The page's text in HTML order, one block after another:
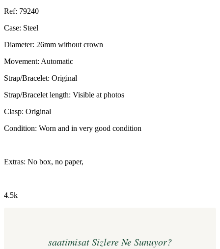
Ref: 79240
Case: Steel
Diameter: 26mm without crown
Movement: Automatic
Strap/Bracelet: Original
Strap/Bracelet length: Visible at photos
Clasp: Original
Condition: Worn and in very good condition
Extras: No box, no paper,
4.5k
saatimisat Sizlere Ne Sunuyor?